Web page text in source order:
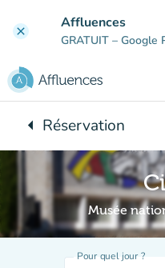
clear Affluences
GRATUIT – Google
arrow_leftRetour à :
Réservation
Musée
Pour quel jour ?